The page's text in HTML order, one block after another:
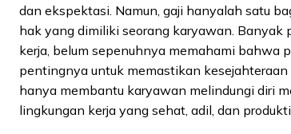
dan ekspektasi. Namun, gaji hanyalah satu
hak yang dimiliki seorang karyawan. Banyak
kerja, belum sepenuhnya memahami bahwa
pentingnya untuk memastikan
hanya membantu karyawan melindungi diri
lingkungan kerja yang sehat, adil, dan